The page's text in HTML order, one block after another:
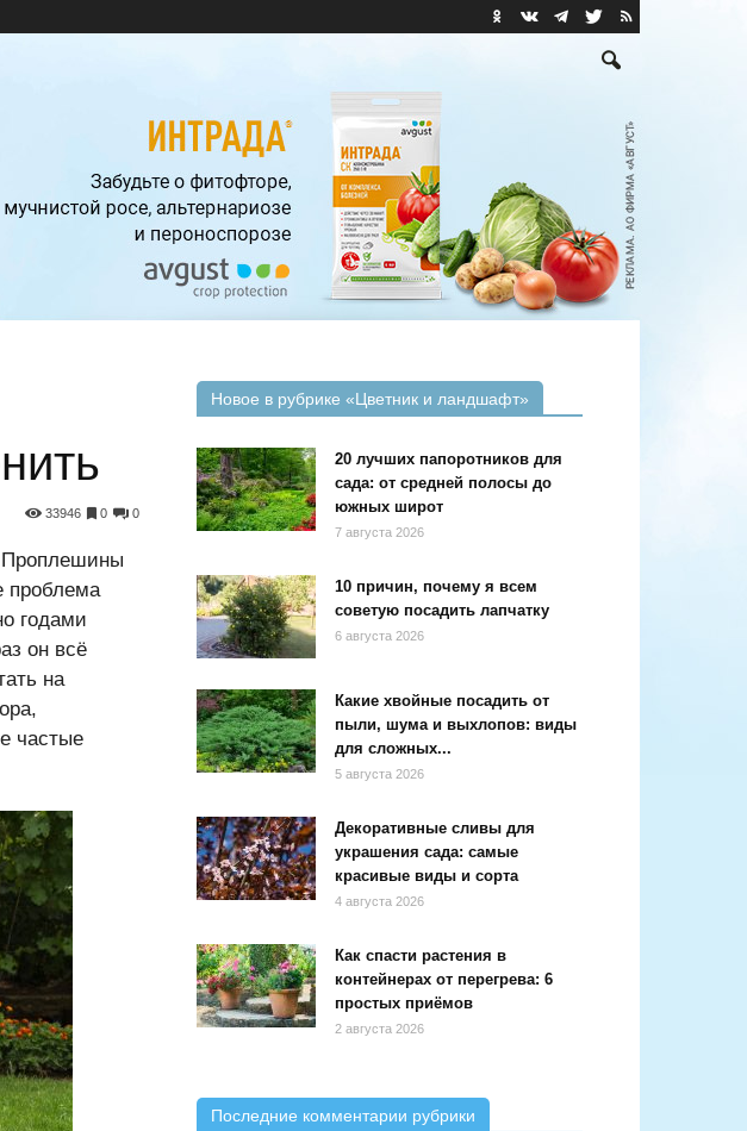
0
0
33946
Проплешины
проблема
годами
он всё
на
частые
Новое в рубрике «Цветник и ландшафт»
20 лучших папоротников для
сада: от средней полосы до
южных широт
7 августа 2026
10 причин, почему я всем
советую посадить лапчатку
6 августа 2026
Какие хвойные посадить от
пыли, шума и выхлопов: виды
для сложных...
5 августа 2026
Декоративные сливы для
украшения сада: самые
красивые виды и сорта
4 августа 2026
Как спасти растения в
контейнерах от перегрева: 6
простых приёмов
2 августа 2026
Последние комментарии рубрики